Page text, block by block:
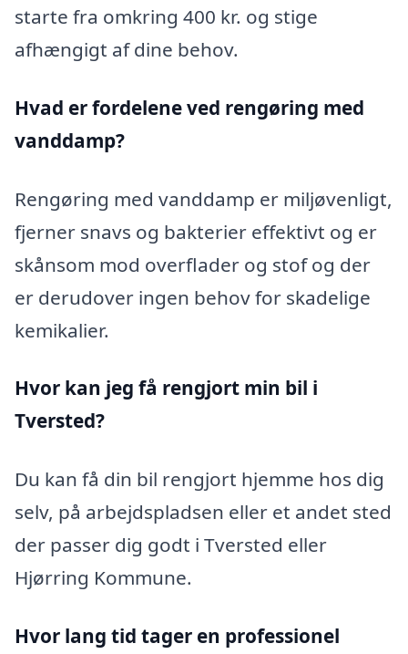
starte fra omkring 400 kr. og stige
afhængigt af dine behov.
Hvad er fordelene ved rengøring med
vanddamp?
Rengøring med vanddamp er miljøvenligt,
fjerner snavs og bakterier effektivt og er
skånsom mod overflader og stof og der
er derudover ingen behov for skadelige
kemikalier.
Hvor kan jeg få rengjort min bil i
Tversted?
Du kan få din bil rengjort hjemme hos dig
selv, på arbejdspladsen eller et andet sted
der passer dig godt i Tversted eller
Hjørring Kommune.
Hvor lang tid tager en professionel